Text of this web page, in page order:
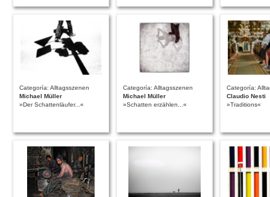
Categoría: Alltagsszenen
Michael Müller
»Der Schattenläufer...«
Categoría: Alltagsszenen
Michael Müller
»Schatten erzählen...«
Categoría:
Claudio Nesti
»Traditions«